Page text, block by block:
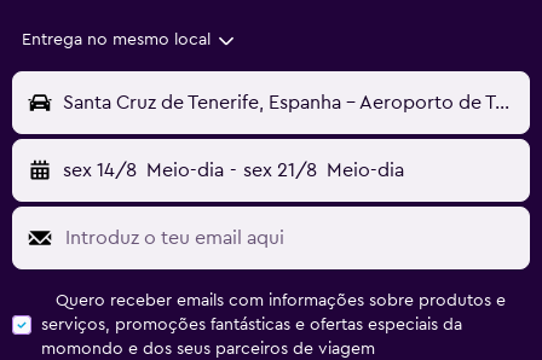
Entrega no mesmo local
Santa Cruz de Tenerife, Espanha - Aeroporto de Tenerife Norte (TFN)
sex 14/8 Meio-dia - sex 21/8 Meio-dia
Quero receber emails com informações sobre produtos e
serviços, promoções fantásticas e ofertas especiais da
momondo e dos seus parceiros de viagem